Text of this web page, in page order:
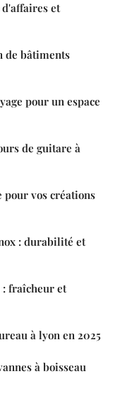
et
de bâtiments
pour un espace
de guitare à
pour vos créations
: durabilité et
fraîcheur et
à lyon en 2025
à boisseau